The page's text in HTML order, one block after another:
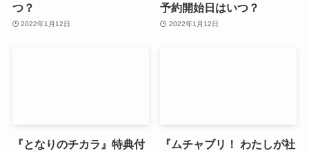
つ？
2022年1月12日
予約開始日はいつ？
2022年1月12日
『となりのチカラ』特典付
『ムチャブリ！ わたしが社